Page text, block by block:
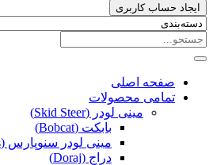
ایجاد حساب کاربری
صفحه اصلی
تمامی محصولات
مینی لودر (Skid Steer)
بابکت (Bobcat)
مینی لودر سنوپارس (Snowpars)
دراج (Doraj)